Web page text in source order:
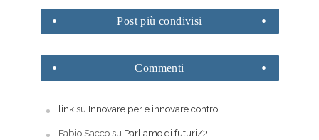
Postpiù condivisi
Commenti
linksu Innovare per e innovare contro
Fabio Saccosu Parliamo di futuri/2 –